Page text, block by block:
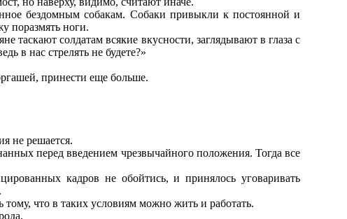
бездомным собакам. Собаки привыкли к постоянной и
поразмять ноги.
солдатам всякие вкусности, заглядывают в глаза с
в нас стрелять не будете?»
принести еще больше.
не решается.
перед введением чрезвычайного положения. Тогда все
кадров не обойтись, и принялось уговаривать
что в таких условиям можно жить и работать.